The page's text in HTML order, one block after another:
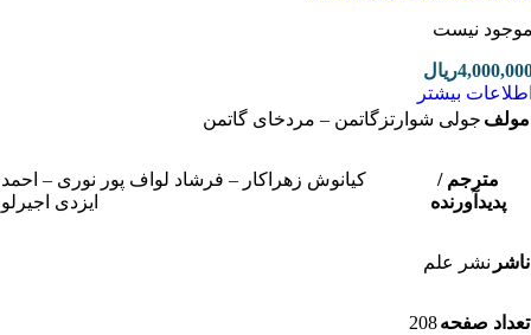
نیست
ریال
بیشتر
جولی شوارتزگاتمن – مردخای گاتمن
مترجم /
پدیدآورنده
کیانوش زهراکار – فرشاد لواف پور نوری – احمد
ایزدی اجیرلو
نشر علم
صفحه208